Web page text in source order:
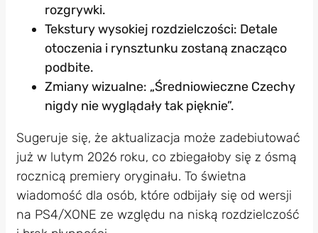
rozgrywki.
Tekstury wysokiej rozdzielczości: Detale
otoczenia i rynsztunku zostaną znacząco
podbite.
Zmiany wizualne: „Średniowieczne Czechy
nigdy nie wyglądały tak pięknie”.
Sugeruje się, że aktualizacja może zadebiutować
już w lutym 2026 roku, co zbiegałoby się z ósmą
rocznicą premiery oryginału. To świetna
wiadomość dla osób, które odbijały się od wersji
na PS4/XONE ze względu na niską rozdzielczość